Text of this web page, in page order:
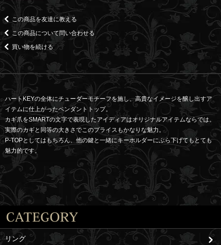
この商品を友達に教える
この商品について問い合わせる
買い物を続ける
ハートKEYの全体にチューダーモチーフを施し、高貴なイメージを醸し出すア
イテムに仕上がったペンダントトップ。
カギ爪をSMARTの文字で表現したアイディアはオリジナルアイテムならでは。
実際のカギと同等の大きさでこのプライスもかなりな魅力。
P-TOPとしてはもちろん、他の鍵と一緒にキーホルダーにぶら下げてもとても
魅力的です。
リング